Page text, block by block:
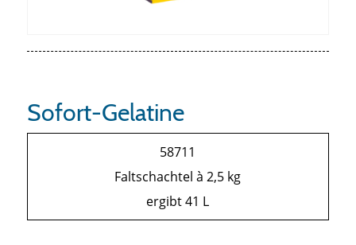
Sofort-Gelatine
58711
Faltschachtel à 2,5 kg
ergibt 41 L